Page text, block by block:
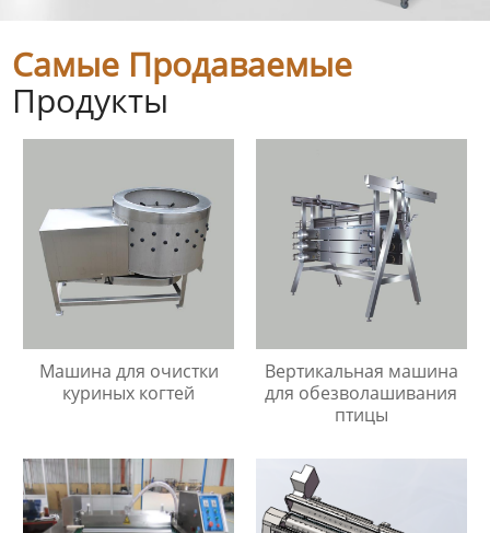
Самые Продаваемые
Продукты
Машина для очистки
куриных когтей
Вертикальная машина
для обезволашивания
птицы